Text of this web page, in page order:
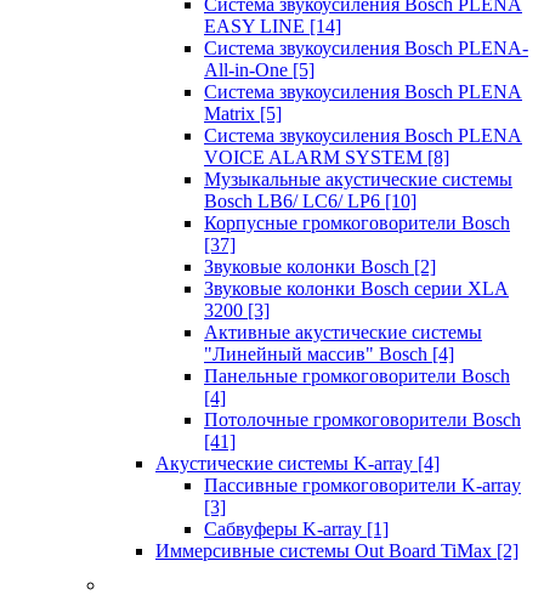
Система звукоусиления Bosch PLENA
EASY LINE [14]
Система звукоусиления Bosch PLENA-
All-in-One [5]
Система звукоусиления Bosch PLENA
Matrix [5]
Система звукоусиления Bosch PLENA
VOICE ALARM SYSTEM [8]
Музыкальные акустические системы
Bosch LB6/ LC6/ LP6 [10]
Корпусные громкоговорители Bosch
[37]
Звуковые колонки Bosch [2]
Звуковые колонки Bosch серии XLA
3200 [3]
Активные акустические системы
"Линейный массив" Bosch [4]
Панельные громкоговорители Bosch
[4]
Потолочные громкоговорители Bosch
[41]
Акустические системы K-array [4]
Пассивные громкоговорители K-array
[3]
Сабвуферы K-array [1]
Иммерсивные системы Out Board TiMax [2]